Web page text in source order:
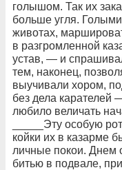
голышом. Так их
больше угля. Голыми
животах,
в разгромленной
устав, — и
тем, наконец,
выучивали хором,
без дела карателей
любило величать
_____Эту особую
койки их в казарме
личные покои. Днем
битью в подвале,